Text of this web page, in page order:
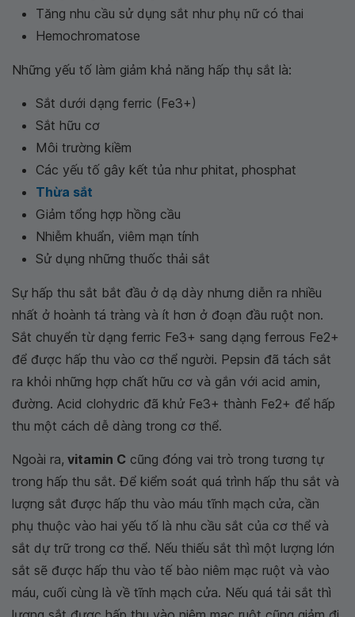
Tăng nhu cầu sử dụng sắt như phụ nữ có thai
Hemochromatose
Những yếu tố làm giảm khả năng hấp thụ sắt là:
Sắt dưới dạng ferric (Fe3+)
Sắt hữu cơ
Môi trường kiềm
Các yếu tố gây kết tủa như phitat, phosphat
Thừa sắt
Giảm tổng hợp hồng cầu
Nhiễm khuẩn, viêm mạn tính
Sử dụng những thuốc thải sắt
Sự hấp thu sắt bắt đầu ở dạ dày nhưng diễn ra nhiều
nhất ở hoành tá tràng và ít hơn ở đoạn đầu ruột non.
Sắt chuyển từ dạng ferric Fe3+ sang dạng ferrous Fe2+
để được hấp thu vào cơ thể người. Pepsin đã tách sắt
ra khỏi những hợp chất hữu cơ và gắn với acid amin,
đường. Acid clohydric đã khử Fe3+ thành Fe2+ để hấp
thu một cách dễ dàng trong cơ thể.
Ngoài ra, vitamin C cũng đóng vai trò trong tương tự
trong hấp thu sắt. Để kiểm soát quá trình hấp thu sắt và
lượng sắt được hấp thu vào máu tĩnh mạch cửa, cần
phụ thuộc vào hai yếu tố là nhu cầu sắt của cơ thể và
sắt dự trữ trong cơ thể. Nếu thiếu sắt thì một lượng lớn
sắt sẽ được hấp thu vào tế bào niêm mạc ruột và vào
máu, cuối cùng là về tĩnh mạch cửa. Nếu quá tải sắt thì